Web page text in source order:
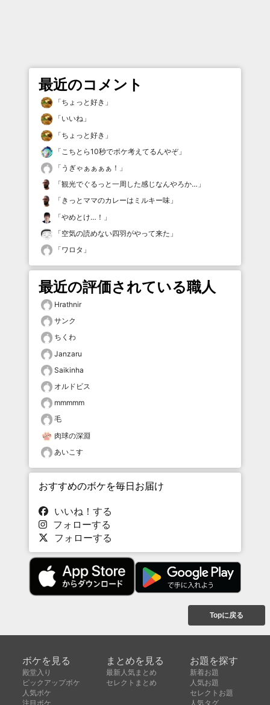
最近のコメント
「ちょっと好き 」
「いいね 」
「ちょっと好き 」
「 こちとら10秒でボケ考えてるんやぞ」
「 うぎゃぁぁぁぁ！ 」
「観光でぐるっと一周した感じなんやろか… 」
「 きっとママのカレーはミルキー味 」
「やめとけ…！ 」
「空気の読めない四羽がやって来た 」
「ワロタ 」
最近の評価されている職人
Hrathnir
サンク
ちくわ
Janzaru
Saikinha
オルドビス
mmmmm
毛
肉球の深淵
あいこす
おすすめのボケを毎日お届け
いいね！する
フォローする
フォローする
Topに戻る
ボケを見る
殿堂入り
ピックアップボケ
人気ボケ
注目ボケ
まとめを見る
最新人気まとめ
セレクトまとめ
お題を探す
新着お題
人気お題
セレクトお題
人気タグ